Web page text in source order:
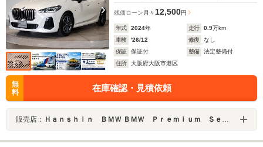
残価ローン 月々 12,500円
年式 2024年 走行 0.9万km
車検
'26/12 修復
なし
保証
保証付 整備
法定整備付
住所
大阪府大阪市港区
無
料
在庫確認・見積依頼
販売店： Ｈａｎｓｈｉｎ ＢＭＷ ＢＭＷ Ｐｒｅｍｉｕｍ Ｓｅｌｅｃｔｉｏｎ 大阪ベイ